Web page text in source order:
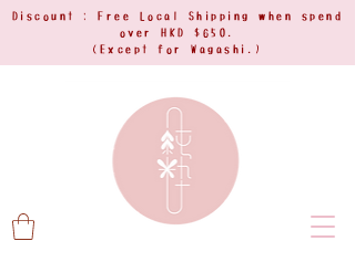
Discount : Free Local Shipping when spend
over HKD $650.
(Except for Wagashi.)